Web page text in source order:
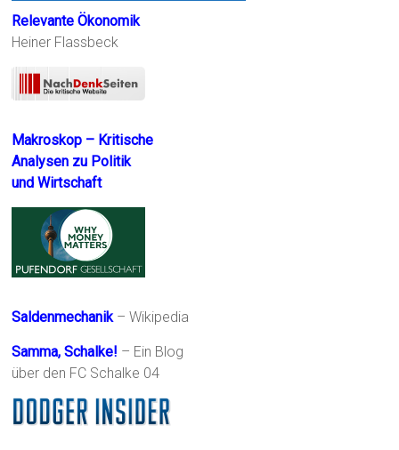
Relevante Ökonomik
Heiner Flassbeck
Makroskop – Kritische
Analysen zu Politik
und Wirtschaft
Saldenmechanik– Wikipedia
Samma, Schalke! – Ein Blog
über den FC Schalke 04